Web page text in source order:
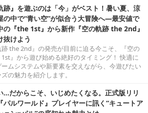
跡』を遊ぶのは「今」がベスト！暑い夏、涼
の中で“青い空”が似合う大冒険へ―最安値で
の『the 1st』から新作『空の軌跡 the 2nd』
抜けよう
跡 the 2nd』の発売が目前に迫る今こそ、『空の
』から遊び始める絶好のタイミング！ 快適に
ムシステムや新要素を交えながら、今遊びたい
の魅力を紹介します。
…だからこそ、いじめたくなる。正式版リリ
パルワールド』プレイヤーに訊く“キュートア